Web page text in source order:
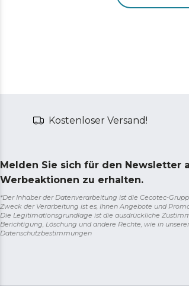
Kostenloser Versand!
Melden Sie sich für den Newsletter
Werbeaktionen zu erhalten.
*Der Inhaber der Datenverarbeitung ist die Cecotec-
Zweck der Verarbeitung ist es, Ihnen Angebote und
Die Legitimationsgrundlage ist die ausdrückliche
Berichtigung, Löschung und andere Rechte, wie in
Datenschutzbestimmungen